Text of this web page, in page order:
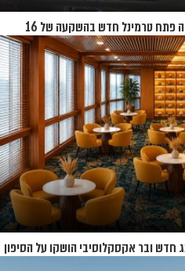
מהפכת הקרוזים של ישראל: נמל חיפה פתח טרמינל חדש בהשקעה של 16
חדש ובר אקסקלוסיבי הושקו על הסיפון